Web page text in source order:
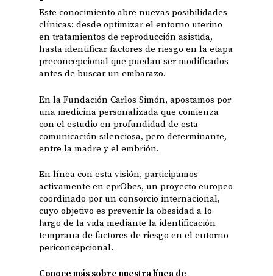
Este conocimiento abre nuevas posibilidades
clínicas: desde optimizar el entorno uterino
en tratamientos de reproducción asistida,
hasta identificar factores de riesgo en la etapa
preconcepcional que puedan ser modificados
antes de buscar un embarazo.
En la Fundación Carlos Simón, apostamos por
una medicina personalizada que comienza
con el estudio en profundidad de esta
comunicación silenciosa, pero determinante,
entre la madre y el embrión.
En línea con esta visión, participamos
activamente en eprObes, un proyecto europeo
coordinado por un consorcio internacional,
cuyo objetivo es prevenir la obesidad a lo
largo de la vida mediante la identificación
temprana de factores de riesgo en el entorno
periconcepcional.
Conoce más sobre nuestra línea de